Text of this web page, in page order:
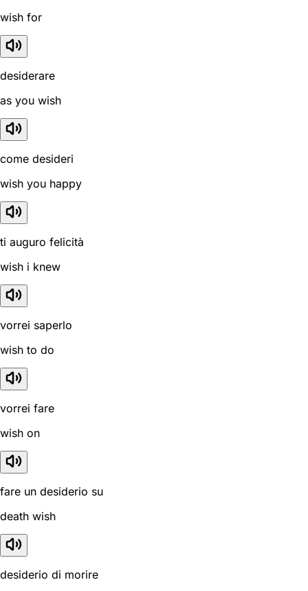
wish for
desiderare
as you wish
come desideri
wish you happy
ti auguro felicità
wish i knew
vorrei saperlo
wish to do
vorrei fare
wish on
fare un desiderio su
death wish
desiderio di morire